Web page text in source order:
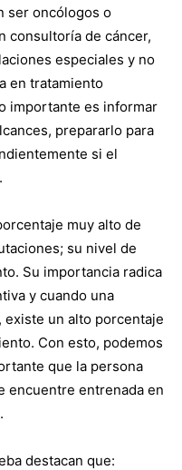
ser oncólogos o
consultoría de cáncer,
especiales y no
en tratamiento
importante es informar
prepararlo para
si el
muy alto de
su nivel de
Su importancia radica
y cuando una
existe un alto porcentaje
Con esto, podemos
que la persona
encuentre entrenada en
destacan que: